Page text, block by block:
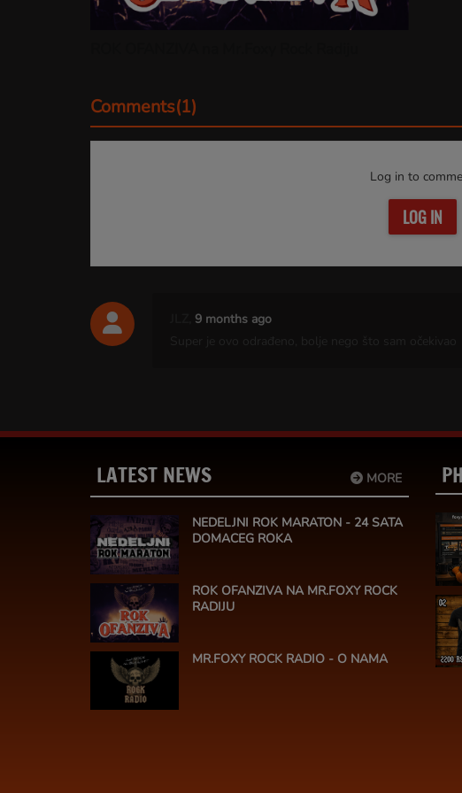
Comments(1)
Log in to
LOG IN
9 months ago
MORE
LATEST NEWS
NEDELJNI ROK MARATON - 24 SATA
DOMACEG ROKA
ROK OFANZIVA NA MR.FOXY ROCK
RADIJU
MR.FOXY ROCK RADIO - O NAMA